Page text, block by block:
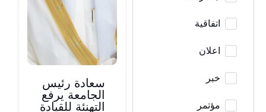
اتفاقية
اعلان
خبر
مؤتمر
سعادة رئيس
الجامعة يرفع
التهنئة للقيادة